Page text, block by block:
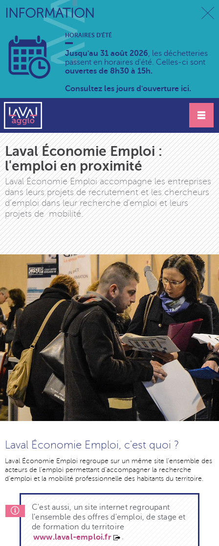
INFORMATION
HORAIRES D'ÉTÉ
Jusqu'au 31 août 2026, les déchetteries
passent en horaires d'été. Celles-ci sont
ouvertes de 8h30 à 15h.
Consultez les jours d'ouverture ici.
Laval Économie Emploi :
l'emploi en proximité
Laval Économie Emploi accompagne les entreprises
dans leurs projets de recrutement et les chercheurs
d’emploi dans leur recherche d'emploi et leurs
projets de mobilité.
Laval Économie Emploi, c'est quoi ?
Laval Économie Emploi regroupe sur un même site l'ensemble des
acteurs de l'emploi permettant d'accompagner la recherche
d'emploi et la mobilité professionnelle des habitants du territoire.
C'est aussi, un site internet regroupant
l'ensemble des offres d'emploi, de stage et
de formation du territoire
www.laval-emploi.fr